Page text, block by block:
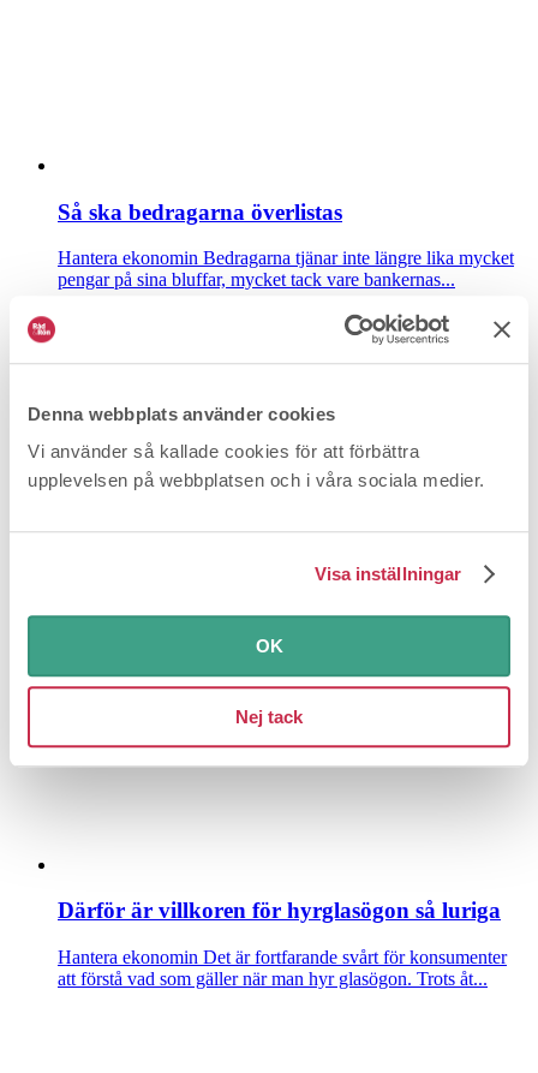
Denna webbplats använder cookies
Vi använder så kallade cookies för att förbättra
upplevelsen på webbplatsen och i våra sociala medier.
Visa inställningar
OK
Nej tack
Så ska bedragarna överlistas
Hantera ekonomin Bedragarna tjänar inte längre lika mycket
pengar på sina bluffar, mycket tack vare bankernas...
Billigare än du tror att laga dina vitvaror
Därför är villkoren för hyrglasögon så luriga
Hantera ekonomin Det är fortfarande svårt för konsumenter
att förstå vad som gäller när man hyr glasögon. Trots åt...